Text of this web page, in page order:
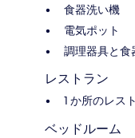
食器洗い機
電気ポット
調理器具と食
レストラン
1 か所のレス
ベッドルーム